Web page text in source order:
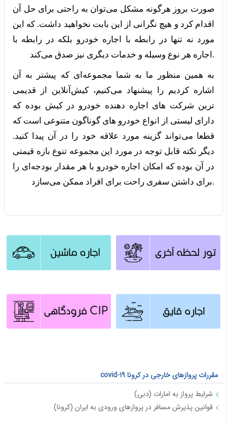
صورت بروز هرگونه مشکل می‌توان به راحتی برای حل آن
اقدام کرد و هیچ نگرانی از این بابت نخواهید داشت. که این
مورد نه تنها در رابطه با اجاره خودرو بلکه در رابطه با
اجاره هر نوع وسیله و خدمات دیگری نیز صدق می‌کند.
به همین منظور ما به شما مجموعه‌ای که پیشتر به آن
اشاره کردیم را پیشنهاد می‌کنیم، کیش‌آنلاین از قدیمی
ترین شرکت های اجاره دهنده خودرو در کیش بوده که
دارای لیستی از انواع خودرو های گوناگون متنوعی است که
قطعا می‌تواند گزینه مورد علاقه خود را در آن پیدا کنید.
دیگر نکته قابل توجه در مورد این مجموعه تنوع بازه قیمتی
در آن بوده که امکان اجاره خودرو با هر مقدار بودجه‌ای را
برای داشتن سفری راحت برای افراد ممکن می‌سازد.
مقررات پروازهای خارجی در کرونا covid-19
شرایط پرواز به امارات (دبی)
قوانین پذیرش مسافر در پروازهای ورودی به ایران (کرونا)